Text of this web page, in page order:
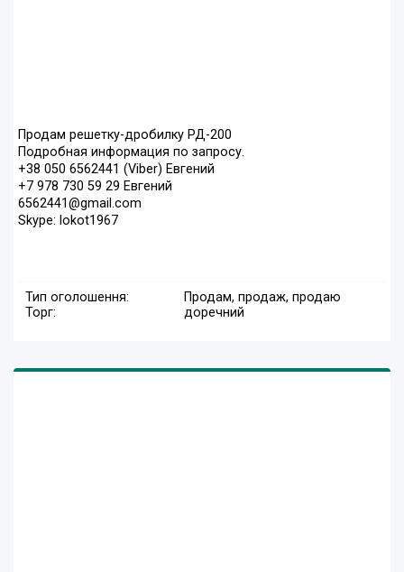
Продам решетку-дробилку РД-200
Подробная информация по запросу.
+38 050 6562441 (Viber) Евгений
+7 978 730 59 29 Евгений
6562441@gmail.com
Skype: lokot1967
Тип оголошення:
Продам, продаж, продаю
Торг:
доречний